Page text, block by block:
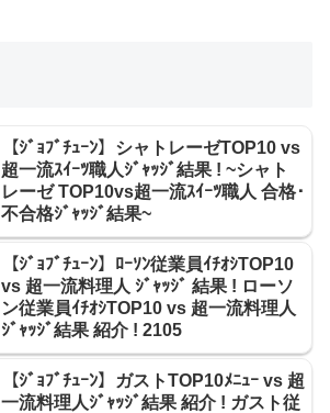
【ｼﾞｮﾌﾞﾁｭｰﾝ】シャトレーゼTOP10 vs
超一流ｽｲｰﾂ職人ｼﾞｬｯｼﾞ結果 ! ~シャト
レーゼ TOP10vs超一流ｽｲｰﾂ職人 合格･
不合格ｼﾞｬｯｼﾞ結果~
【ｼﾞｮﾌﾞﾁｭｰﾝ】ﾛｰｿﾝ従業員ｲﾁｵｼTOP10
vs 超一流料理人 ｼﾞｬｯｼﾞ 結果 ! ローソ
ン従業員ｲﾁｵｼTOP10 vs 超一流料理人
ｼﾞｬｯｼﾞ結果 紹介 ! 2105
【ｼﾞｮﾌﾞﾁｭｰﾝ】ガストTOP10ﾒﾆｭｰ vs 超
一流料理人ｼﾞｬｯｼﾞ結果 紹介 ! ガスト従